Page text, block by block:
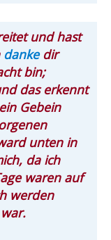
und hast
dankedir
bin;
das erkennt
Gebein
unten in
da ich
waren auf
werden